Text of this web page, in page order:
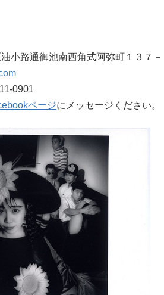
小路通御池南西角式阿弥町１３７
0901
ページにメッセージください。